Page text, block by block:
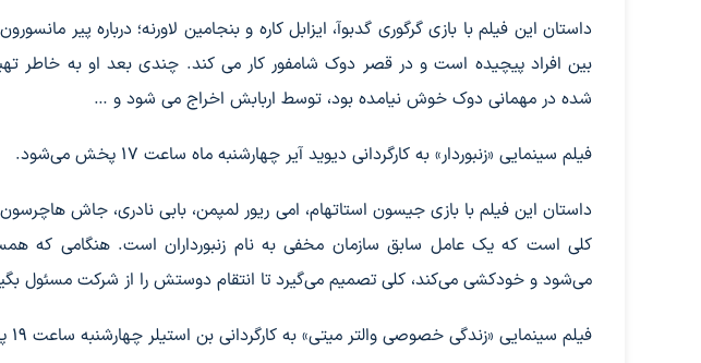
داستان این فیلم با بازی گرگوری گدبوآ، ایزابل کاره و بنجامین لاورنه؛ درباره پیر
بین افراد پیچیده است و در قصر دوک شامفور کار می کند. چندی بعد او به خاطر
شده در مهمانی دوک خوش نیامده بود، توسط اربابش اخراج می شود و …
فیلم سینمایی «زنبوردار» به کارگردانی دیوید آیر چهارشنبه ماه ساعت ۱۷ پخش می‌شود.
داستان این فیلم با بازی جیسون استاتهام، امی ریور لمپمن، بابی نادری، جاش
کلی است که یک عامل سابق سازمان مخفی به نام زنبورداران است. هنگامی که
می‌شود و خودکشی می‌کند، کلی تصمیم می‌گیرد تا انتقام دوستش را از شرکت مسئول
فیلم سینمایی «زندگی خصوصی والتر میتی» به کارگردانی بن استیلر چهارشنبه ساعت ۱۹ پخش می‌شود.